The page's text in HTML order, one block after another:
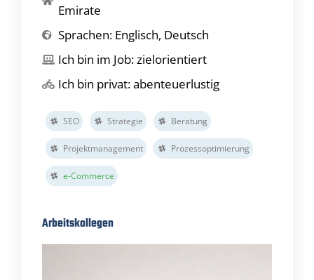
Emirate
Sprachen: Englisch, Deutsch
Ich bin im Job: zielorientiert
Ich bin privat: abenteuerlustig
SEO Strategie Beratung
Projektmanagement Prozessoptimierung
e-Commerce
Arbeitskollegen